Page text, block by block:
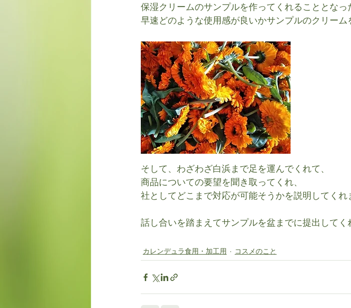
保湿クリームのサンプルを作ってくれることとなっ
早速どのような使用感が良いかサンプルのクリーム
そして、わざわざ白浜まで足を運んでくれて、
商品についての要望を聞き取ってくれ、
社としてどこまで対応が可能そうかを説明してくれ
話し合いを踏まえてサンプルを盆までに提出してく
カレンデュラ食用・加工用 コスメのこと